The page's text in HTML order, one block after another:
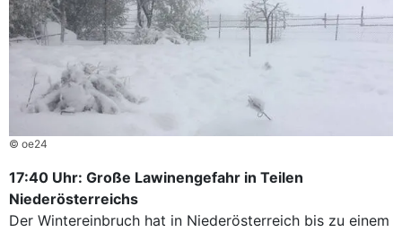
© oe24
17:40 Uhr: Große Lawinengefahr in Teilen
Niederösterreichs
Der Wintereinbruch hat in Niederösterreich bis zu einem